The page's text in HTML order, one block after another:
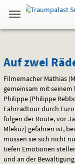
Springe
zum
,zum
.
Navigation
Gehe
zur
Standortauswahl
Hinweis
Auf
zwei
Rädern
Auf zwei
Filmemacher Mathias
gemeinsam mit
Philippe (Philippe
Fahrradtour durch
folgen der Route, vor
Mlekuz) gefahren ist,
müssen sie sich nicht
tiefen Emotionen
und an der